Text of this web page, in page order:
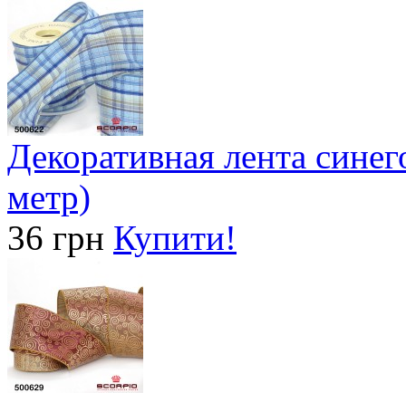
Декоративная лента
метр)
36 грн Купити!